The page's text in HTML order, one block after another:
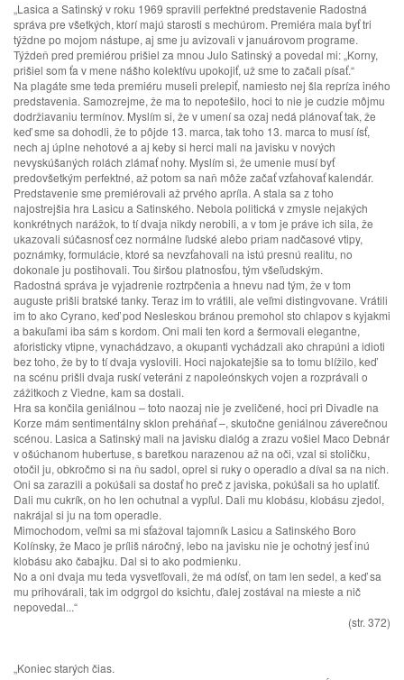
„Lasica a Satinský v roku 1969 spravili perfektné predstavenie Radostná
správa pre všetkých, ktorí majú starosti s mechúrom. Premiéra mala byť tri
týždne po mojom nástupe, aj sme ju avizovali v januárovom programe.
Týždeň pred premiérou prišiel za mnou Julo Satinský a povedal mi: „Korny,
prišiel som ťa v mene nášho kolektívu upokojiť, už sme to začali písať.“
Na plagáte sme teda premiéru museli prelepiť, namiesto nej šla repríza iného
predstavenia. Samozrejme, že ma to nepotešilo, hoci to nie je cudzie môjmu
dodržiavaniu termínov. Myslím si, že v umení sa ozaj nedá plánovať tak, že
keď sme sa dohodli, že to pôjde 13. marca, tak toho 13. marca to musí ísť,
nech aj úplne nehotové a aj keby si herci mali na javisku v nových
nevyskúšaných rolách zlámať nohy. Myslím si, že umenie musí byť
predovšetkým perfektné, až potom sa naň môže začať vzťahovať kalendár.
Predstavenie sme premiérovali až prvého apríla. A stala sa z toho
najostrejšia hra Lasicu a Satinského. Nebola politická v zmysle nejakých
konkrétnych narážok, to tí dvaja nikdy nerobili, a v tom je práve ich sila, že
ukazovali súčasnosť cez normálne ľudské alebo priam nadčasové vtipy,
poznámky, formulácie, ktoré sa nevzťahovali na istú presnú realitu, no
dokonale ju postihovali. Tou širšou platnosťou, tým všeľudským.
Radostná správa je vyjadrenie roztrpčenia a hnevu nad tým, že v tom
auguste prišli bratské tanky. Teraz im to vrátili, ale veľmi distingvovane. Vrátili
im to ako Cyrano, keď pod Nesleskou bránou premohol sto chlapov s kyjakmi
a bakuľami iba sám s kordom. Oni mali ten kord a šermovali elegantne,
aforisticky vtipne, vynachádzavo, a okupanti vychádzali ako chrapúni a idioti
bez toho, že by to tí dvaja vyslovili. Hoci najokatejšie sa to tomu blížilo, keď
na scénu prišli dvaja ruskí veteráni z napoleónskych vojen a rozprávali o
zážitkoch z Viedne, kam sa dostali.
Hra sa končila geniálnou – toto naozaj nie je zveličené, hoci pri Divadle na
Korze mám sentimentálny sklon preháňať –, skutočne geniálnou záverečnou
scénou. Lasica a Satinský mali na javisku dialóg a zrazu vošiel Maco Debnár
v ošúchanom hubertuse, s baretkou narazenou až na oči, vzal si stoličku,
otočil ju, obkročmo si na ňu sadol, oprel si ruky o operadlo a díval sa na nich.
Oni sa zarazili a pokúšali sa dostať ho preč z javiska, pokúšali sa ho uplatiť.
Dali mu cukrík, on ho len ochutnal a vypľul. Dali mu klobásu, klobásu zjedol,
nakrájal si ju na tom operadle.
Mimochodom, veľmi sa mi sťažoval tajomník Lasicu a Satinského Boro
Kolínsky, že Maco je príliš náročný, lebo na javisku nie je ochotný jesť inú
klobásu ako čabajku. Dal si to ako podmienku.
No a oni dvaja mu teda vysvetľovali, že má odísť, on tam len sedel, a keď sa
mu prihovárali, tak im odgrgol do ksichtu, ďalej zostával na mieste a nič
nepovedal...“
(str. 372)
„Koniec starých čias.